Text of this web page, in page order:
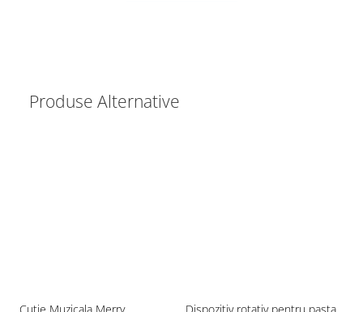
Produse Alternative